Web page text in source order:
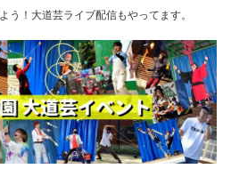
う！大道芸ライブ配信もやってます。